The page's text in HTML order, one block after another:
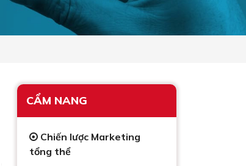
CẨM NANG
Chiến lược Marketing
tổng thể